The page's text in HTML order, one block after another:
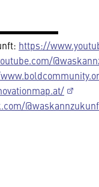
https://